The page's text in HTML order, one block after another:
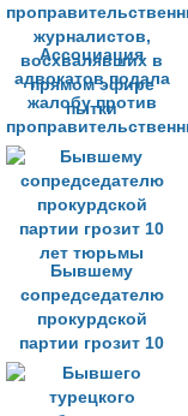
Ассоциация
адвокатов подала
жалобу против
журналистов,
восхвалявших в
прямом эфире
пытки
Бывшему
сопредседателю
прокурдской
партии грозит 10
лет тюрьмы